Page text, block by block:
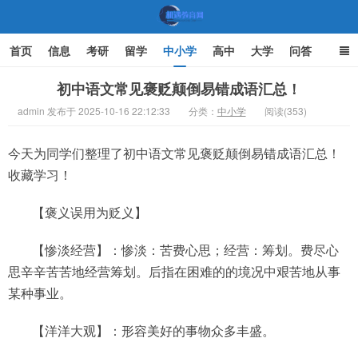
首页 信息 考研 留学 中小学 高中 大学 问答
家庭教育
初中语文常见褒贬颠倒易错成语汇总！
admin 发布于 2025-10-16 22:12:33 分类： 中小学 阅读(353)
今天为同学们整理了初中语文常见褒贬颠倒易错成语汇总！
收藏学习！
【褒义误用为贬义】
【惨淡经营】：惨淡：苦费心思；经营：筹划。费尽心
思辛辛苦苦地经营筹划。后指在困难的的境况中艰苦地从事
某种事业。
【洋洋大观】：形容美好的事物众多丰盛。